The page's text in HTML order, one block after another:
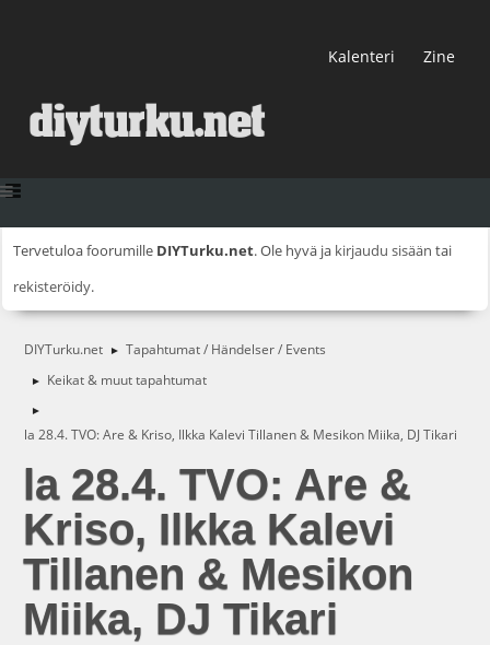
Kalenteri Zine
Tervetuloa foorumille DIYTurku.net. Ole hyvä ja kirjaudu sisään tai
rekisteröidy.
DIYTurku.net ► Tapahtumat / Händelser / Events
► Keikat & muut tapahtumat
►
la 28.4. TVO: Are & Kriso, Ilkka Kalevi Tillanen & Mesikon Miika, DJ Tikari
la 28.4. TVO: Are &
Kriso, Ilkka Kalevi
Tillanen & Mesikon
Miika, DJ Tikari